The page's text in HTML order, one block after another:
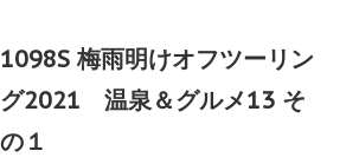
1098S 梅雨明けオフツーリン
グ2021 温泉＆グルメ13 そ
の１